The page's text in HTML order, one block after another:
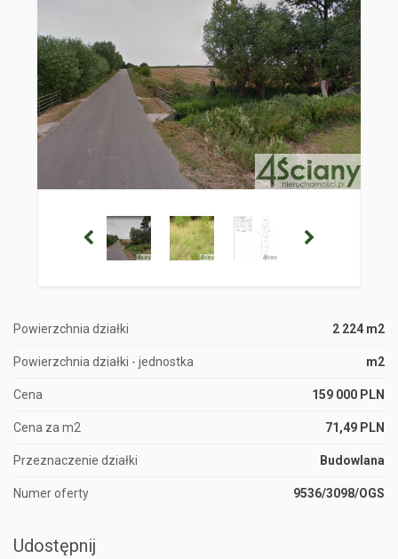
Powierzchnia działki 2 224 m2
Powierzchnia działki - jednostka m2
Cena 159 000 PLN
Cena za m2 71,49 PLN
Przeznaczenie działki Budowlana
Numer oferty 9536/3098/OGS
Udostępnij